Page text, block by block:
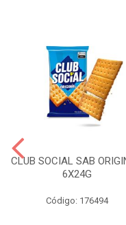
CLUB SOCIAL SAB
6X24G
Código: 176494